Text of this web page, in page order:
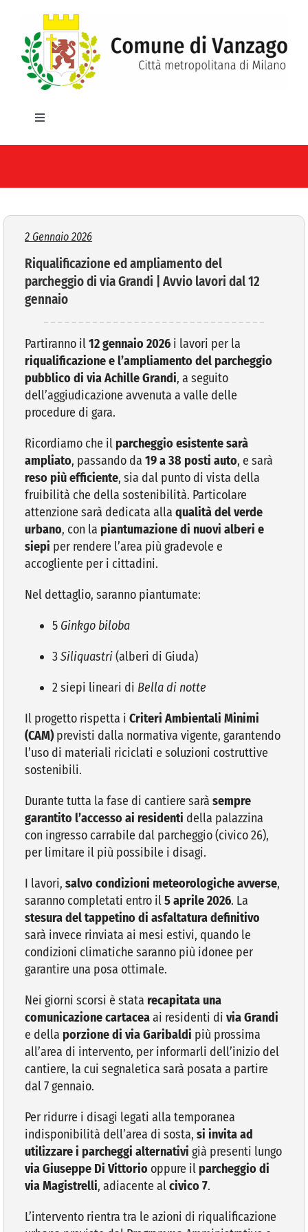
contenuto
Toggle
IL COMUNE
SERVIZI E UTILITA’
AREE TEMATICHE
VIVERE VANZAGO
COMUNICAZIONE
2 Gennaio 2026
Riqualificazione ed ampliamento del
parcheggio di via Grandi | Avvio lavori dal 12
gennaio
Partiranno il12 gennaio 2026i lavori per la
riqualificazione e l’ampliamento del parcheggio
pubblico di via Achille Grandi, a seguito
dell’aggiudicazione avvenuta a valle delle
procedure di gara.
Ricordiamo che il parcheggio esistente sarà
ampliato, passando da 19 a 38 posti auto, e sarà
reso più efficiente, sia dal punto di vista della
fruibilità che della sostenibilità. Particolare
attenzione sarà dedicata alla qualità del verde
urbano, con la piantumazione di nuovi alberi e
siepi per rendere l’area più gradevole e
accogliente per i cittadini.
Nel dettaglio, saranno piantumate:
5 Ginkgo biloba
3Siliquastri(alberi di Giuda)
2 siepi lineari di Bella di notte
Il progetto rispetta i Criteri Ambientali Minimi
(CAM)previsti dalla normativa vigente, garantendo
l’uso di materiali riciclati e soluzioni costruttive
sostenibili.
Durante tutta la fase di cantiere sarà sempre
garantito l’accesso ai residenti della palazzina
con ingresso carrabile dal parcheggio (civico 26),
per limitare il più possibile i disagi.
I lavori, salvo condizioni meteorologiche avverse,
saranno completati entro il5 aprile 2026. La
stesura del tappetino di asfaltatura definitivo
sarà invece rinviata ai mesi estivi, quando le
condizioni climatiche saranno più idonee per
garantire una posa ottimale.
Nei giorni scorsi è stata recapitata una
comunicazione cartaceaai residenti di via Grandi
e della porzione di via Garibaldi più prossima
all’area di intervento, per informarli dell’inizio del
cantiere, la cui segnaletica sarà posata a partire
dal 7 gennaio.
Per ridurre i disagi legati alla temporanea
indisponibilità dell’area di sosta, si invita ad
utilizzare i parcheggi alternativi già presenti lungo
via Giuseppe Di Vittorio oppure il parcheggio di
via Magistrelli, adiacente alcivico 7.
L’intervento rientra tra le azioni di riqualificazione